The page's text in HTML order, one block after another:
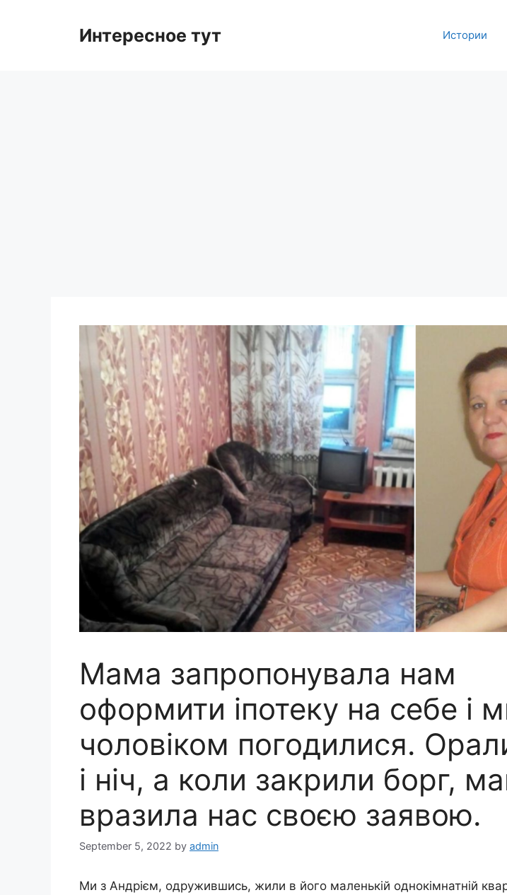
Интересное тут Истории
Мама запропонувала нам
оформити іпотеку на себе і
чоловіком погодилися.
і ніч, а коли закрили борг,
вразила нас своєю заявою.
September 5, 2022 by admin
Ми з Андрієм, одружившись, жили в його маленькій однокімнатній